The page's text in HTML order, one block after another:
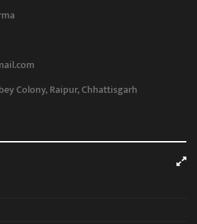
Colony, Raipur, Chhattisgarh